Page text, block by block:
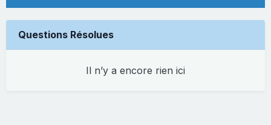
Questions Résolues
Il n’y a encore rien ici